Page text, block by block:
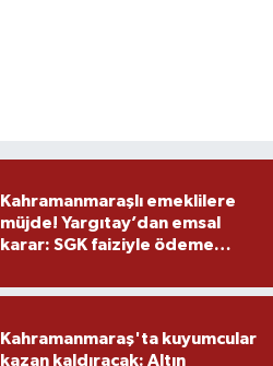
Kahramanmaraşlı emeklilere
müjde! Yargıtay’dan emsal
karar: SGK faiziyle ödeme
Kahramanmaraş'ta kuyumcular
kazan kaldıracak: Altın